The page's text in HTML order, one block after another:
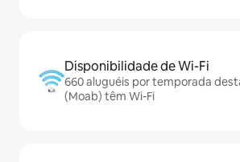
Disponibilidade de Wi-Fi
660 aluguéis por temporada
(Moab) têm Wi-Fi